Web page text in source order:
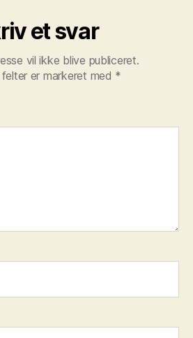
et svar
vil ikke blive publiceret.
er markeret med *